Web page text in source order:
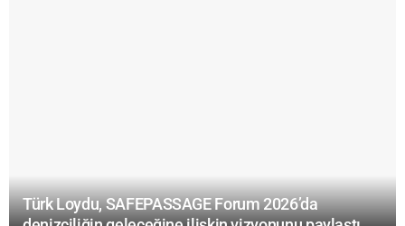
Türk Loydu, SAFEPASSAGE Forum 2026’da